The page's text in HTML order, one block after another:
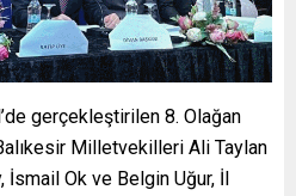
gerçekleştirilen 8. Olağan
Milletvekilleri Ali Taylan
İsmail Ok ve Belgin Uğur, İl